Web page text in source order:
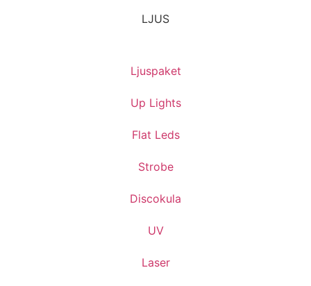
LJUS
Ljuspaket
Up Lights
Flat Leds
Strobe
Discokula
UV
Laser